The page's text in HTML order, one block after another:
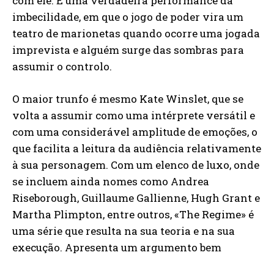
imbecilidade, em que o jogo de poder vira um
teatro de marionetas quando ocorre uma jogada
imprevista e alguém surge das sombras para
assumir o controlo.
O maior trunfo é mesmo Kate Winslet, que se
volta a assumir como uma intérprete versátil e
com uma considerável amplitude de emoções, o
que facilita a leitura da audiência relativamente
à sua personagem. Com um elenco de luxo, onde
se incluem ainda nomes como Andrea
Riseborough, Guillaume Gallienne, Hugh Grant e
Martha Plimpton, entre outros, «The Regime» é
uma série que resulta na sua teoria e na sua
execução. Apresenta um argumento bem